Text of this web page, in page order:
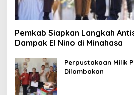
Pemkab Siapkan Langkah
Dampak El Nino di Minahasa
Perpustakaan Milik
Dilombakan